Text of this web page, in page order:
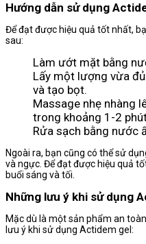
Hướng dẫn sử dụng
Để đạt được hiệu quả tốt nhất,
sau:
Làm ướt mặt bằng
Lấy một lượng vừa
và tạo bọt.
Massage nhẹ nhàng
trong khoảng 1-2
Rửa sạch bằng nước
Ngoài ra, bạn cũng có thể sử
và ngực. Để đạt được hiệu quả
buổi sáng và tối.
Những lưu ý khi sử dụng
Mặc dù là một sản phẩm an
lưu ý khi sử dụng Actidem gel: